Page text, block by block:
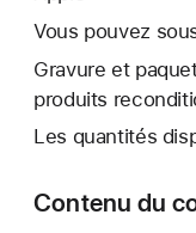
Vous pouvez
Gravure et
produits
Les quantités
Contenu du